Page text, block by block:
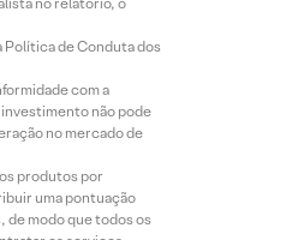
Política de Conduta dos
com a
não pode
no mercado de
produtos por
uma pontuação
de modo que todos os